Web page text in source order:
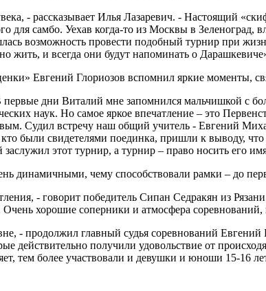
- рассказывает Илья Лазаревич. - Настоящий
для самбо. Уехав когда-то из Москвы в Зеленоград,
возможность провести подобный турнир при
жить, и всегда они будут напоминать о
Евгений Глориозов вспомнил яркие моменты,
дни Виталий мне запомнился мальчишкой с
наук. Но самое яркое впечатление – это
Судил встречу наш общий учитель - Евгений
были свидетелями поединка, пришли к выводу, что
этот турнир, а турнир – право носить его
динамичными, чему способствовали рамки – до
- говорит победитель Сипан Седракян из
хорошие соперники и атмосфера
- продолжил главный судья соревнований
действительно получили удовольствие от
тем более участвовали и девушки и юноши 15-16